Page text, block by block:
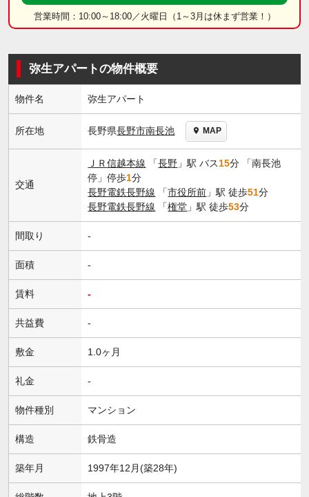
営業時間：10:00～18:00／火曜日（1～3月は休まず営業！）
弥生アパートの物件概要
物件名 弥生アパート
所在地 長野県長野市南長池 MAP
交通
ＪＲ信越本線 「長野 」駅 バス15分 「南長池
停」停歩1分
長野電鉄長野線 「市役所前 」駅 徒歩51分
長野電鉄長野線 「権堂 」駅 徒歩53分
間取り -
面積 -
賃料 -
共益費 -
敷金 1.0ヶ月
礼金 -
物件種別 マンション
構造 鉄骨造
築年月 1997年12月(築28年)